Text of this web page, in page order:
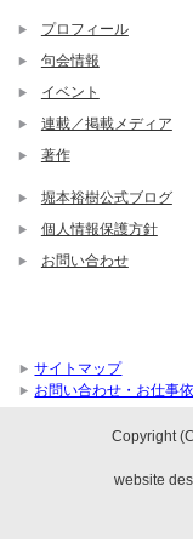
プロフィール
句会情報
イベント
連載／掲載メディア
著作
堀本裕樹公式ブログ
個人情報保護方針
お問い合わせ
サイトマップ
お問い合わせ・お仕事
Copyright
website